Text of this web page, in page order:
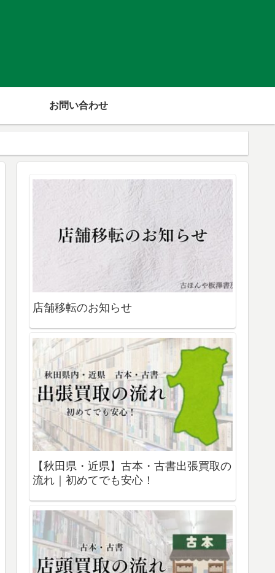
お問い合わせ
店舗移転のお知らせ
【秋田県・近県】古本・古書出張買取の
流れ｜初めてでも安心！